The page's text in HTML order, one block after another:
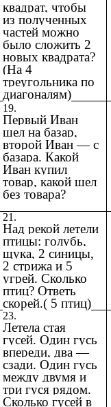
квадрат, чтобы
из полученных
частей можно
было сложить 2
новых квадрата?
(На 4
треугольника по
диагоналям)
19.
Первый Иван
шел на базар,
второй Иван — с
базара. Какой
Иван купил
товар, какой шел
без товара?
21.
Над рекой летели
птицы: голубь,
щука, 2 синицы,
2 стрижа и 5
угрей. Сколько
птиц? Ответь
скорей.( 5 птиц)
23.
Летела стая
гусей. Один гусь
впереди, два —
сзади. Один гусь
между двумя и
три гуся рядом.
Сколько гусей в